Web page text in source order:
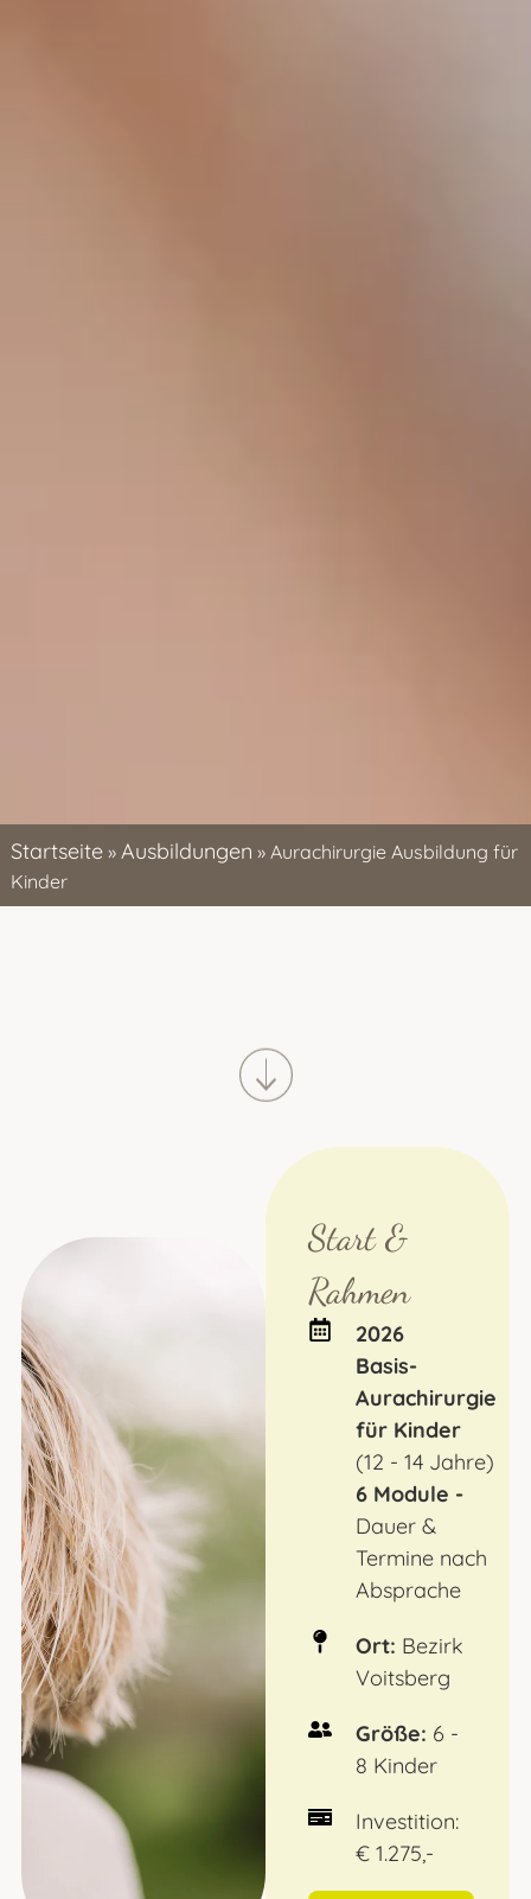
Startseite » Ausbildungen » Aurachirurgie Ausbildung für
Kinder
Start &
Rahmen
2026
Basis-
Aurachirurgie
für Kinder
(12 - 14 Jahre)
6 Module -
Dauer &
Termine nach
Absprache
Ort: Bezirk
Voitsberg
Größe: 6 -
8 Kinder
Investition:
€ 1.275,-